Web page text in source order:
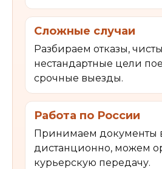
Сложные случаи
Разбираем отказы,
нестандартные цели
срочные выезды.
Работа по России
Принимаем документы
дистанционно, можем
курьерскую передачу.